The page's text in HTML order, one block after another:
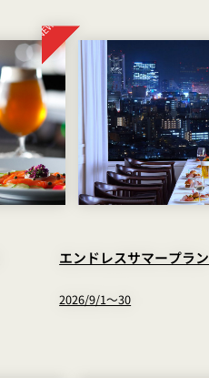
エンドレスサマープラン
2026/9/1～30